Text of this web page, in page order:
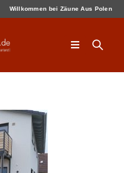
Willkommen bei Zäune Aus Polen